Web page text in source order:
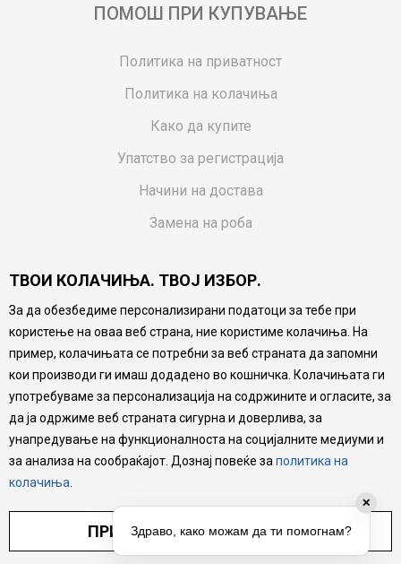
ПОМОШ ПРИ КУПУВАЊЕ
Политика на приватност
Политика на колачиња
Како да купите
Упатство за регистрација
Начини на достава
Замена на роба
Ваучери
Product Finder
FAQs
Настојуваме да бидеме што попрецизни во описот на
производите, прикажување на слики и цени, но не
можеме да гарантираме дека сите информации се
комплетни и без грешка. Сите производи се дел од
нашата понуда, но не се подразбира дека мора да се
достапни во секој момент.
ТВОИ КОЛАЧИЊА. ТВОЈ ИЗБОР.
За да обезбедиме персонализирани податоци за тебе при
користење на оваа веб страна, ние користиме колачиња. На
пример, колачињата се потребни за веб страната да запомни
кои производи ги имаш додадено во кошничка. Колачињата ги
употребуваме за персонализација на содржините и огласите, за
да ја одржиме веб страната сигурна и доверлива, за
унапредување на функционалноста на социјалните медиуми и
за анализа на сообраќајот. Дознај повеќе за политика на
колачиња
ПРИЛАГОДИ ПОСТАВУВАЊА
✕
Здраво, како можам да ти помогнам?